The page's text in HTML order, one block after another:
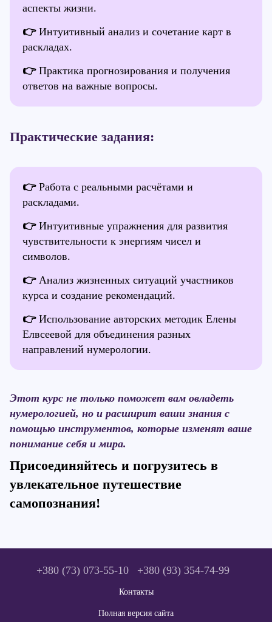
аспекты жизни.
👉 Интуитивный анализ и сочетание карт в
раскладах.
👉 Практика прогнозирования и получения
ответов на важные вопросы.
Практические задания:
👉 Работа с реальными расчётами и
раскладами.
👉Интуитивные упражнения для развития
чувствительности к энергиям чисел и
символов.
👉 Анализ жизненных ситуаций участников
курса и создание рекомендаций.
👉 Использование авторских методик Елены
Елвсеевой для объединения разных
направлений нумерологии.
Этот курс не только поможет вам овладеть
нумерологией, но и расширит ваши знания с
помощью инструментов, которые изменят ваше
понимание себя и мира.
Присоединяйтесь и погрузитесь в
увлекательное путешествие
самопознания!
+380 (73) 073-55-10 +380 (93) 354-74-99
Контакты
Полная версия сайта